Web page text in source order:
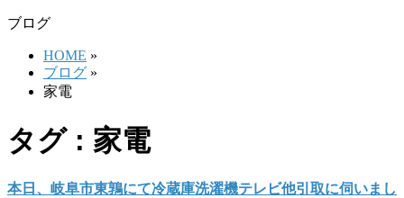
ブログ
HOME »
ブログ »
家電
タグ : 家電
本日、岐阜市東鶉にて冷蔵庫洗濯機テレビ他引取に伺いまし